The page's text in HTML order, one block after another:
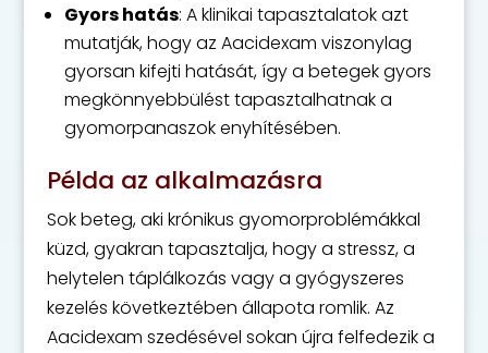
Gyors hatás: A klinikai tapasztalatok azt
mutatják, hogy az Aacidexam viszonylag
gyorsan kifejti hatását, így a betegek gyors
megkönnyebbülést tapasztalhatnak a
gyomorpanaszok enyhítésében.
Példa az alkalmazásra
Sok beteg, aki krónikus gyomorproblémákkal
küzd, gyakran tapasztalja, hogy a stressz, a
helytelen táplálkozás vagy a gyógyszeres
kezelés következtében állapota romlik. Az
Aacidexam szedésével sokan újra felfedezik a